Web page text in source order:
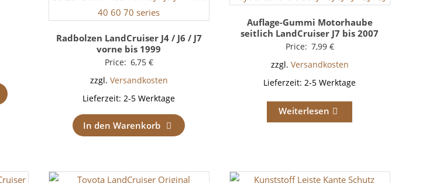
Radbolzen LandCruiser J4 / J6 / J7
vorne bis 1999
Price: 6,75 €
zzgl. Versandkosten
Lieferzeit:2-5 Werktage
In den Warenkorb
Auflage-Gummi Motorhaube
seitlich LandCruiser J7 bis 2007
Price: 7,99 €
zzgl. Versandkosten
Lieferzeit:2-5 Werktage
Weiterlesen